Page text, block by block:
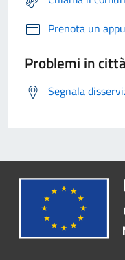
Prenota un
Problemi in città
Segnala